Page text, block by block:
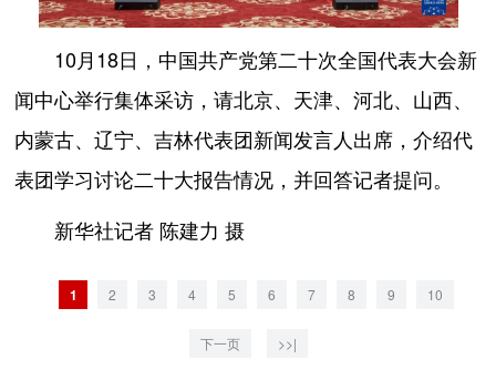
10月18日，中国共产党第二十次全国代表大会新
闻中心举行集体采访，请北京、天津、河北、山西、
内蒙古、辽宁、吉林代表团新闻发言人出席，介绍代
表团学习讨论二十大报告情况，并回答记者提问。
新华社记者 陈建力 摄
1 2 3 4 5 6 7 8 9 10
下一页 >>|